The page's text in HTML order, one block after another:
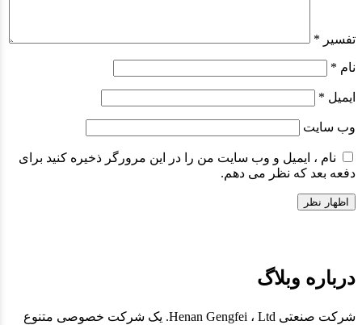
تفسیر *
نام *
ایمیل *
وب سایت
نام ، ایمیل و وب سایت من را در این مرورگر ذخیره کنید برای
دفعه بعد که نظر می دهم.
درباره وبلاگ
شرکت صنعتی Henan Gengfei ، Ltd. یک شرکت خصوصی متنوع